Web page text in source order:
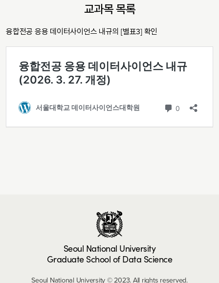
교과목 목록
융합전공 응용 데이터사이언스 내규의 [별표3] 확인
Seoul National University
Graduate School of Data Science
Seoul National University © 2023. All rights reserved.